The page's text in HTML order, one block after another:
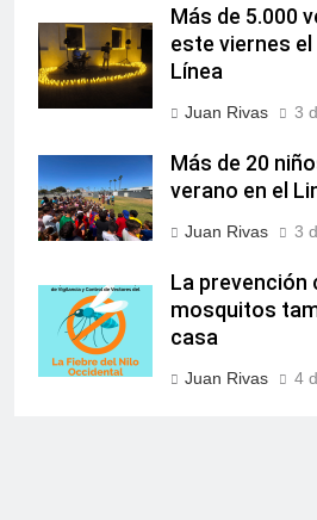
Más de 5.000
este viernes
Línea
Juan Rivas 3
Más de 20
verano en el
Juan Rivas 3
La prevención
mosquitos
casa
Juan Rivas 4